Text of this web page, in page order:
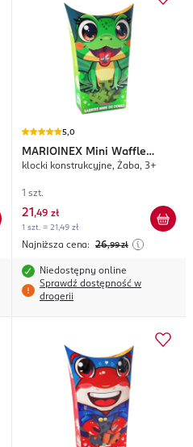
5,0
MARIOINEX Mini Waffle
Pocket Pets
klocki konstrukcyjne, Żaba, 3+
1 szt.
21 ,49 zł
1 szt. = 21,49 zł
Najniższa cena: 26,99 zł
Niedostępny online
Sprawdź dostępność w
drogerii